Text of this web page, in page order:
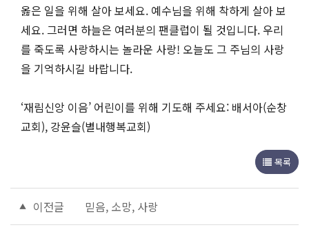
옳은 일을 위해 살아 보세요. 예수님을 위해 착하게 살아 보
세요. 그러면 하늘은 여러분의 팬클럽이 될 것입니다. 우리
를 죽도록 사랑하시는 놀라운 사랑! 오늘도 그 주님의 사랑
을 기억하시길 바랍니다.
‘재림신앙 이음’ 어린이를 위해 기도해 주세요: 배서아(순창
교회), 강윤슬(별내행복교회)
목록
이전글 믿음, 소망, 사랑